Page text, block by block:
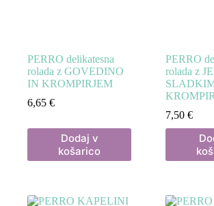
PERRO delikatesna
rolada z GOVEDINO
IN KROMPIRJEM
6,65 €
Dodaj v
košarico
PERRO
rolada z
7,50€